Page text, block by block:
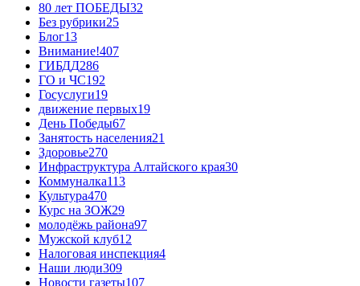
80 лет ПОБЕДЫ32
Без рубрики25
Блог13
Внимание!407
ГИБДД286
ГО и ЧС192
Госуслуги19
движение первых19
День Победы67
Занятость населения21
Здоровье270
Инфраструктура Алтайского края30
Коммуналка113
Культура470
Курс на ЗОЖ29
молодёжь района97
Мужской клуб12
Налоговая инспекция4
Наши люди309
Новости газеты107